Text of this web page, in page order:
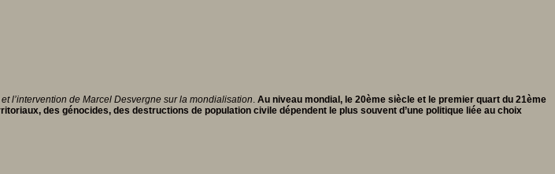
l’intervention de Marcel Desvergne sur la mondialisation. Au niveau mondial, le 20ème siècle et le premier quart du 21ème
des génocides, des destructions de population civile dépendent le plus souvent d’une politique liée au choix